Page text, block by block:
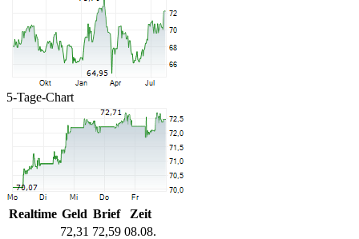
5-Tage-Chart
Realtime Geld Brief
Zeit
72,31 72,59 08.08.